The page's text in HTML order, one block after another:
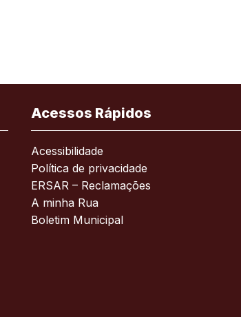
Acessos Rápidos
Acessibilidade
Política de privacidade
ERSAR – Reclamações
A minha Rua
Boletim Municipal